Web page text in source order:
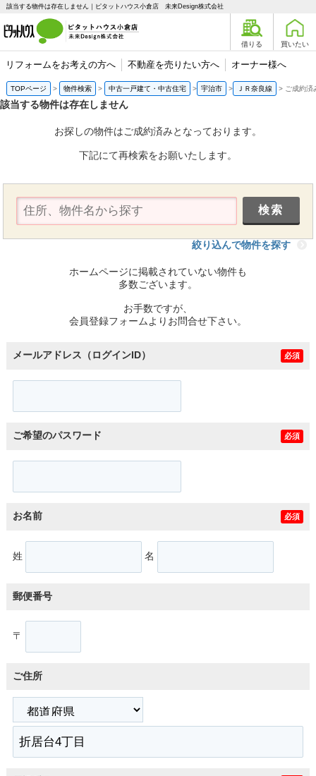
該当する物件は存在しません｜ピタットハウス小倉店 未来Design株式会社
借りる 買いたい
リフォームをお考えの方へ 不動産を売りたい方へ オーナー様へ
TOPページ 物件検索 中古一戸建て・中古住宅 宇治市 ＪＲ奈良線 ご成約済
該当する物件は存在しません
お探しの物件はご成約済みとなっております。
下記にて再検索をお願いたします。
絞り込んで物件を探す
ホームページに掲載されていない物件も
多数ございます。
お手数ですが、
会員登録フォームよりお問合せ下さい。
メールアドレス（ログインID） 必須
ご希望のパスワード 必須
お名前 必須
姓 名
郵便番号
〒
ご住所